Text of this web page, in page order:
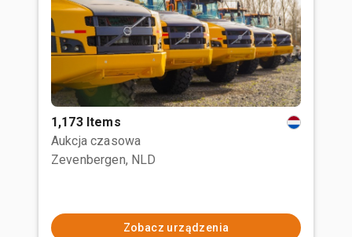
1,173 Items
Aukcja czasowa
Zevenbergen, NLD
Zobacz urządzenia